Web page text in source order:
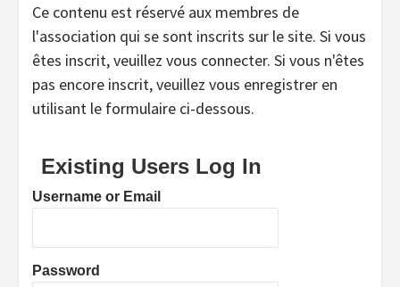
Ce contenu est réservé aux membres de
l'association qui se sont inscrits sur le site. Si vous
êtes inscrit, veuillez vous connecter. Si vous n'êtes
pas encore inscrit, veuillez vous enregistrer en
utilisant le formulaire ci-dessous.
Existing Users Log In
Username or Email
Password